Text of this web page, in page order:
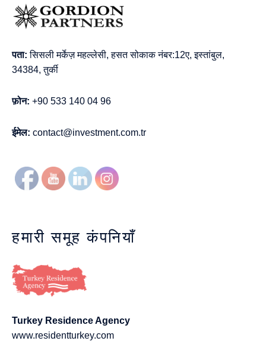
पता: सिसली मर्केज़ महल्लेसी, हसत सोकाक नंबर:12ए, इस्तांबुल,
34384, तुर्की
फ़ोन: +90 533 140 04 96
ईमेल: contact@investment.com.tr
हमारी समूह कंपनियाँ
Turkey Residence Agency
www.residentturkey.com